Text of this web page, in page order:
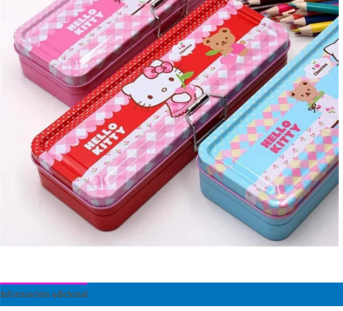
Información adicional